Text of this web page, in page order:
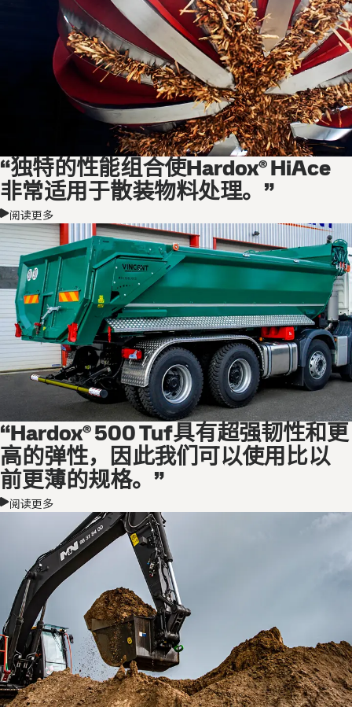
“独特的性能组合使Hardox® HiAce
非常适用于散装物料处理。”
阅读更多
“Hardox® 500 Tuf具有超强韧性和更
高的弹性，因此我们可以使用比以
前更薄的规格。”
阅读更多